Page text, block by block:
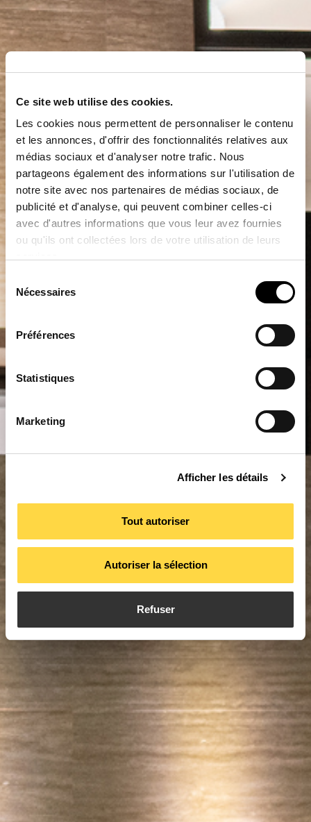
Ce site web utilise des cookies.
Les cookies nous permettent de personnaliser le contenu
et les annonces, d'offrir des fonctionnalités relatives aux
médias sociaux et d'analyser notre trafic. Nous
partageons également des informations sur l'utilisation de
notre site avec nos partenaires de médias sociaux, de
publicité et d'analyse, qui peuvent combiner celles-ci
avec d'autres informations que vous leur avez fournies
ou qu'ils ont collectées lors de votre utilisation de leurs
Sélection
Nécessaires
Préférences
Statistiques
Marketing
Afficher les détails
Tout autoriser
Autoriser la sélection
Refuser